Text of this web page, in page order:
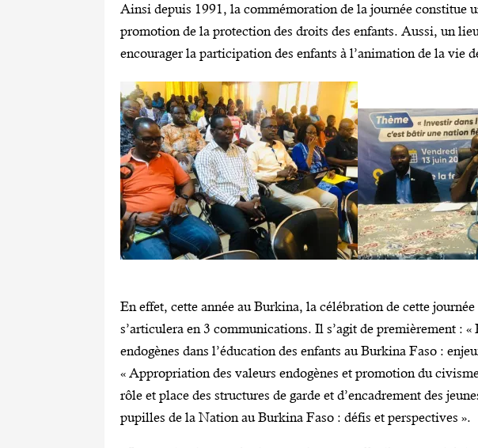
Ainsi depuis 1991, la commémoration de la journée constitue
promotion de la protection des droits des enfants. Aussi, un
encourager la participation des enfants à l’animation de la vie
En effet, cette année au Burkina, la célébration de cette
s’articulera en 3 communications. Il s’agit de premièrement : «
endogènes dans l’éducation des enfants au Burkina Faso :
« Appropriation des valeurs endogènes et promotion du
rôle et place des structures de garde et d’encadrement des
pupilles de la Nation au Burkina Faso : défis et perspectives ».